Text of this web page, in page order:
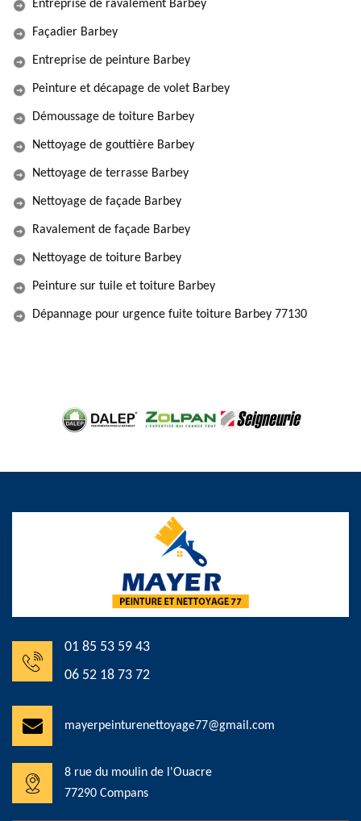
Entreprise de ravalement Barbey
Façadier Barbey
Entreprise de peinture Barbey
Peinture et décapage de volet Barbey
Démoussage de toiture Barbey
Nettoyage de gouttière Barbey
Nettoyage de terrasse Barbey
Nettoyage de façade Barbey
Ravalement de façade Barbey
Nettoyage de toiture Barbey
Peinture sur tuile et toiture Barbey
Dépannage pour urgence fuite toiture Barbey 77130
01 85 53 59 43
06 52 18 73 72
mayerpeinturenettoyage77@gmail.com
8 rue du moulin de l'Ouacre
77290 Compans